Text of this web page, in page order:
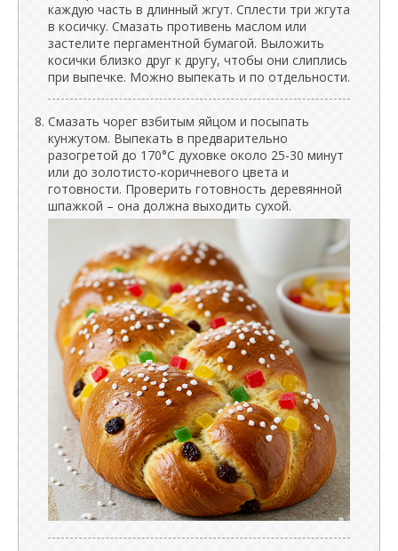
каждую часть в длинный жгут. Сплести три жгута
в косичку. Смазать противень маслом или
застелите пергаментной бумагой. Выложить
косички близко друг к другу, чтобы они слиплись
при выпечке. Можно выпекать и по отдельности.
Смазать чорег взбитым яйцом и посыпать
кунжутом. Выпекать в предварительно
разогретой до 170°C духовке около 25-30 минут
или до золотисто-коричневого цвета и
готовности. Проверить готовность деревянной
шпажкой – она должна выходить сухой.